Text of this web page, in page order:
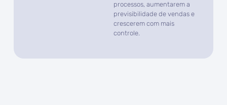
processos, aumentarem a
previsibilidade de vendas e
crescerem com mais
controle.